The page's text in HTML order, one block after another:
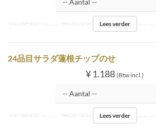
Maaltijden Diner Zitplaats Categorie Inside tatami
Lees verder
24品目サラダ蓮根チップのせ
¥ 1.188 (Btw incl.)
Maaltijden Diner Zitplaats Categorie Inside tatami
Lees verder